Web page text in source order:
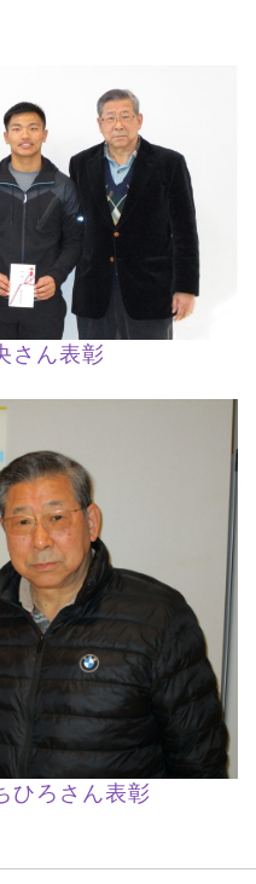
さん表彰
ひろさん表彰